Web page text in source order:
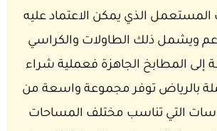
المستعمل الذي يمكن الاعتماد عليه
ويشمل ذلك الطاولات والكراسي
إلى المطابخ الجاهزة فعملية شراء
بالرياض توفر مجموعة واسعة من
التي تناسب مختلف المساحات